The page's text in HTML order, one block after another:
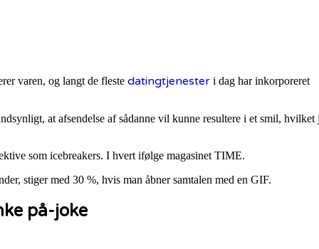
varen, og langt de fleste datingtjenester i dag har inkorporeret
at afsendelse af sådanne vil kunne resultere i et smil,
som icebreakers. I hvert ifølge magasinet TIME.
stiger med 30 %, hvis man åbner samtalen med en GIF.
på-joke